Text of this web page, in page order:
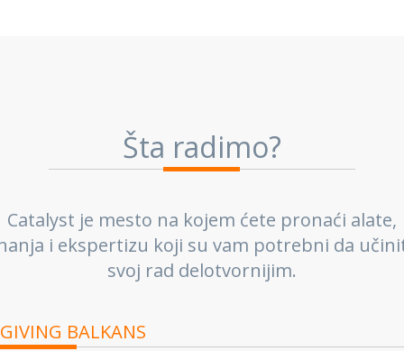
Šta radimo?
Catalyst je mesto na kojem ćete pronaći alate,
i ekspertizu koji su vam potrebni da
svoj rad delotvornijim.
GIVING BALKANS